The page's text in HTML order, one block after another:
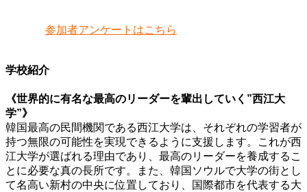
参加者アンケートはこちら
学校紹介
《世界的に有名な最高のリーダーを輩出していく”西江大
学”》
韓国最高の民間機関である西江大学は、それぞれの学習者が
持つ無限の可能性を実現できるように支援します。これが西
江大学が選ばれる理由であり、最高のリーダーを養成するこ
とに必要な真の長所です。また、韓国ソウルで大学の街とし
て名高い新村の中央に位置しており、国際都市を代表する大